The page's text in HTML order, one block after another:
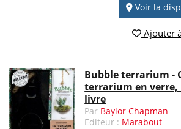
Voir la
Ajouter
Bubble terrarium -
terrarium en verre,
livre
Par Baylor Chapman
Editeur : Marabout